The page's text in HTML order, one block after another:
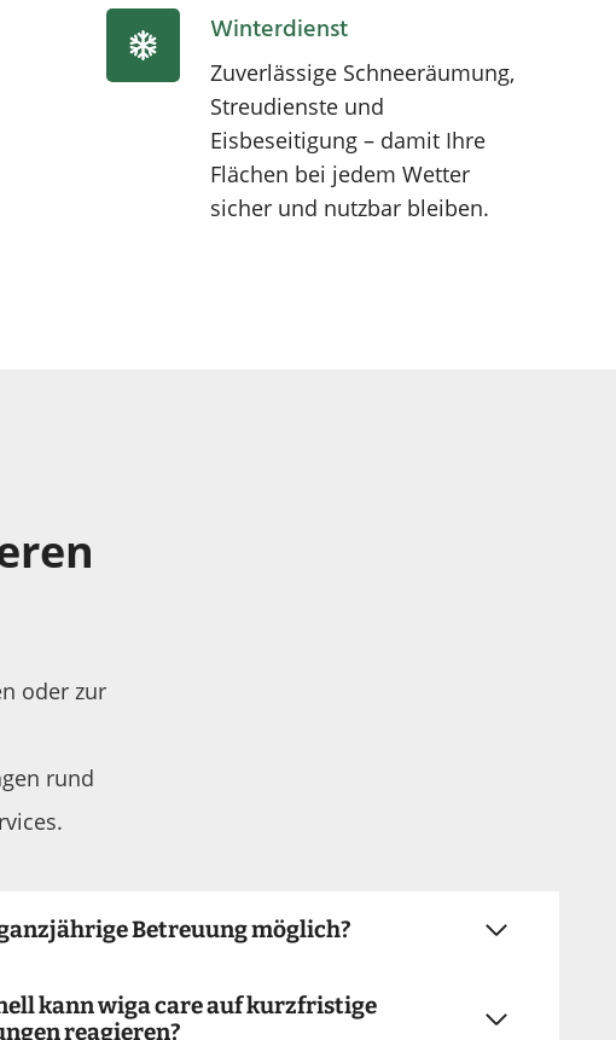
Winterdienst
Zuverlässige Schneeräumung,
Streudienste und
Eisbeseitigung – damit Ihre
Flächen bei jedem Wetter
sicher und nutzbar bleiben.
oder zur
rund
Betreuung möglich?
kann wiga care auf kurzfristige
reagieren?